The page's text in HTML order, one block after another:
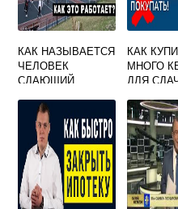
КАК НАЗЫВАЕТСЯ
ЧЕЛОВЕК
СДАЮЩИЙ
В АРЕНДУ
КАК
МНОГО
ДЛЯ